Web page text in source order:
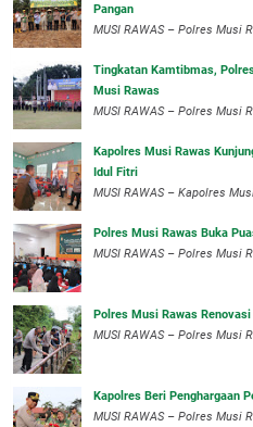
Pangan
MUSI RAWAS – Polres Musi
Tingkatan Kamtibmas,
Musi Rawas
MUSI RAWAS – Polres Musi
Kapolres Musi Rawas
Idul Fitri
MUSI RAWAS – Kapolres
Polres Musi Rawas Buka
MUSI RAWAS – Polres Musi
Polres Musi Rawas
MUSI RAWAS – Polres Musi
Kapolres Beri Penghargaan
MUSI RAWAS – Polres Musi